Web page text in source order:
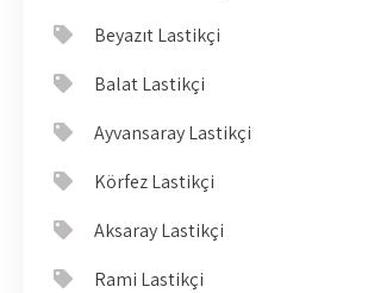
Beyazıt Lastikçi
Balat Lastikçi
Ayvansaray Lastikçi
Körfez Lastikçi
Aksaray Lastikçi
Rami Lastikçi